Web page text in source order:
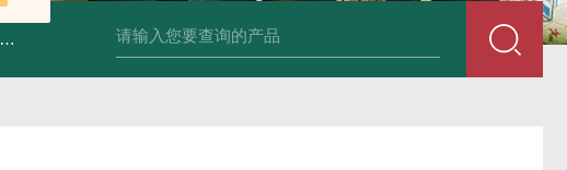
THP-4 / THP-10花篮式单冲压片机 反复式切药机 EGY-10系列长沙中南药